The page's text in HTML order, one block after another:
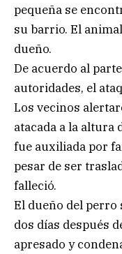
pequeña se
su barrio. El
dueño.
De acuerdo al
autoridades, el
Los vecinos
atacada a la altura
fue auxiliada por
pesar de ser
falleció.
El dueño del
dos días después
apresado y